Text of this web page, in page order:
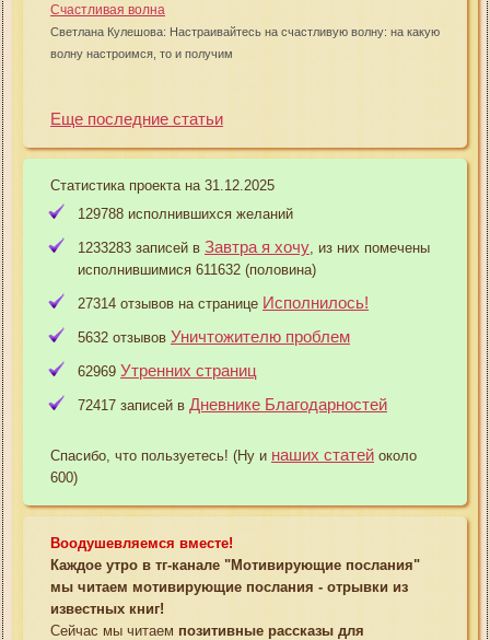
Счастливая волна
Светлана Кулешова: Настраивайтесь на счастливую волну: на какую
волну настроимся, то и получим
Еще последние статьи
Статистика проекта на 31.12.2025
129788 исполнившихся желаний
1233283 записей в Завтра я хочу , из них помечены
исполнившимися 611632 (половина)
27314 отзывов на странице Исполнилось!
5632 отзывов Уничтожителю проблем
62969 Утренних страниц
72417 записей в Дневнике Благодарностей
Спасибо, что пользуетесь! (Ну и наших статей около
600)
Воодушевляемся вместе!
Каждое утро в тг-канале "Мотивирующие послания"
мы читаем мотивирующие послания - отрывки из
известных книг!
Сейчас мы читаем позитивные рассказы для